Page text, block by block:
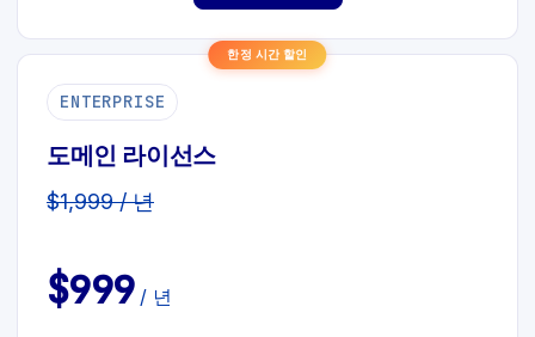
한정 시간 할인
ENTERPRISE
도메인 라이선스
$1,999 / 년
$999 / 년